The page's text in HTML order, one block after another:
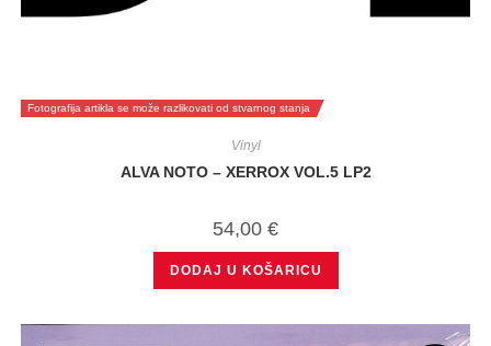
Fotografija artikla se može razlikovati od stvarnog stanja
Vinyl
ALVA NOTO – XERROX VOL.5 LP2
54,00 €
DODAJ U KOŠARICU